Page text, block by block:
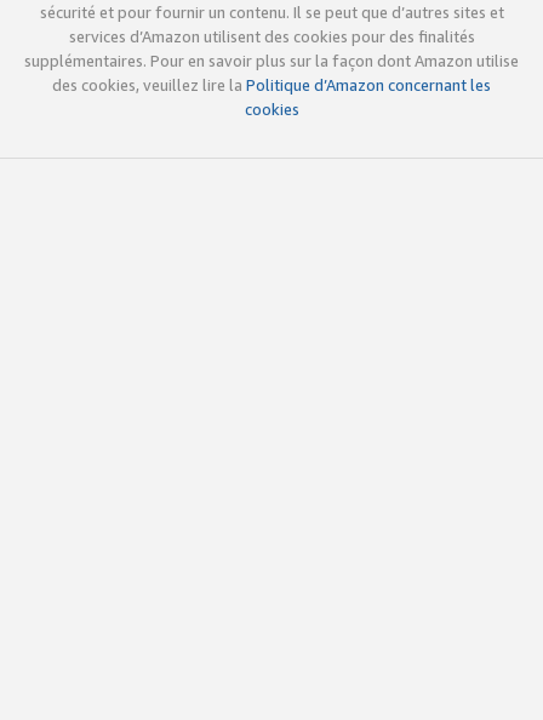
sécurité et pour fournir un contenu. Il se peut que d’autres sites et
services d’Amazon utilisent des cookies pour des finalités
supplémentaires. Pour en savoir plus sur la façon dont Amazon utilise
des cookies, veuillez lire la Politique d’Amazon concernant les
cookies